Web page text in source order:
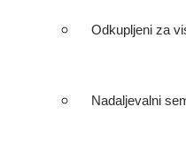
Odkupljeni za
Nadaljevalni